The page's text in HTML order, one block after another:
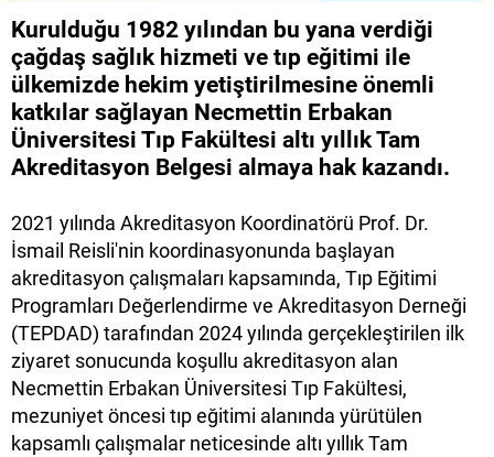
Kurulduğu 1982 yılından bu yana verdiği
çağdaş sağlık hizmeti ve tıp eğitimi ile
ülkemizde hekim yetiştirilmesine önemli
katkılar sağlayan Necmettin Erbakan
Üniversitesi Tıp Fakültesi altı yıllık Tam
Akreditasyon Belgesi almaya hak kazandı.
2021 yılında Akreditasyon Koordinatörü Prof. Dr.
İsmail Reisli'nin koordinasyonunda başlayan
akreditasyon çalışmaları kapsamında, Tıp Eğitimi
Programları Değerlendirme ve Akreditasyon Derneği
(TEPDAD) tarafından 2024 yılında gerçekleştirilen ilk
ziyaret sonucunda koşullu akreditasyon alan
Necmettin Erbakan Üniversitesi Tıp Fakültesi,
mezuniyet öncesi tıp eğitimi alanında yürütülen
kapsamlı çalışmalar neticesinde altı yıllık Tam